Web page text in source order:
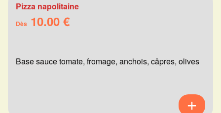
Pizza napolitaine
Dès 10.00 €
Base sauce tomate, fromage, anchois, câpres, olives